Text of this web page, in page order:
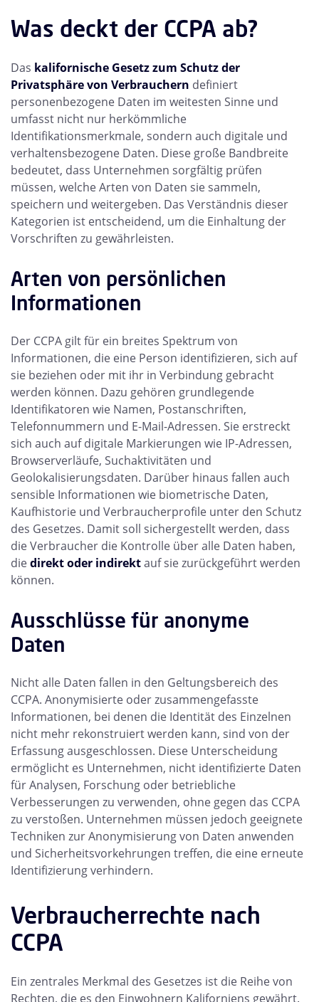
Was deckt der CCPA ab?
Das kalifornische Gesetz zum Schutz der
Privatsphäre von Verbrauchern definiert
personenbezogene Daten im weitesten Sinne und
umfasst nicht nur herkömmliche
Identifikationsmerkmale, sondern auch digitale und
verhaltensbezogene Daten. Diese große Bandbreite
bedeutet, dass Unternehmen sorgfältig prüfen
müssen, welche Arten von Daten sie sammeln,
speichern und weitergeben. Das Verständnis dieser
Kategorien ist entscheidend, um die Einhaltung der
Vorschriften zu gewährleisten.
Arten von persönlichen
Informationen
Der CCPA gilt für ein breites Spektrum von
Informationen, die eine Person identifizieren, sich auf
sie beziehen oder mit ihr in Verbindung gebracht
werden können. Dazu gehören grundlegende
Identifikatoren wie Namen, Postanschriften,
Telefonnummern und E-Mail-Adressen. Sie erstreckt
sich auch auf digitale Markierungen wie IP-Adressen,
Browserverläufe, Suchaktivitäten und
Geolokalisierungsdaten. Darüber hinaus fallen auch
sensible Informationen wie biometrische Daten,
Kaufhistorie und Verbraucherprofile unter den Schutz
des Gesetzes. Damit soll sichergestellt werden, dass
die Verbraucher die Kontrolle über alle Daten haben,
diedirekt oder indirektauf sie zurückgeführt werden
können.
Ausschlüsse für anonyme
Daten
Nicht alle Daten fallen in den Geltungsbereich des
CCPA. Anonymisierte oder zusammengefasste
Informationen, bei denen die Identität des Einzelnen
nicht mehr rekonstruiert werden kann, sind von der
Erfassung ausgeschlossen. Diese Unterscheidung
ermöglicht es Unternehmen, nicht identifizierte Daten
für Analysen, Forschung oder betriebliche
Verbesserungen zu verwenden, ohne gegen das CCPA
zu verstoßen. Unternehmen müssen jedoch geeignete
Techniken zur Anonymisierung von Daten anwenden
und Sicherheitsvorkehrungen treffen, die eine erneute
Identifizierung verhindern.
Verbraucherrechte nach
CCPA
Ein zentrales Merkmal des Gesetzes ist die Reihe von
Rechten, die es den Einwohnern Kaliforniens gewährt.